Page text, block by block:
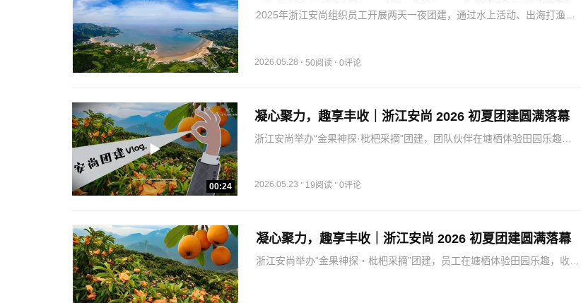
2025年浙江安尚组织员工开展两天一夜团建，通过水上活动、出海打渔等
工作，和公司一起携手奋进
2026.05.28 · 50阅读 · 0评论
00:24
凝心聚力，趣享丰收｜浙江安尚 2026 初夏团建圆满落幕
浙江安尚举办“金果神探·枇杷采摘”团建，团队伙伴在塘栖体验田园乐趣，
2026.05.23 · 19阅读 · 0评论
凝心聚力，趣享丰收｜浙江安尚 2026 初夏团建圆满落幕
浙江安尚举办“金果神探・枇杷采摘”团建，员工在塘栖体验田园乐趣，收获